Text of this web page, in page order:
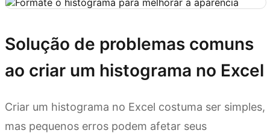
Solução de problemas comuns
ao criar um histograma no Excel
Criar um histograma no Excel costuma ser simples,
mas pequenos erros podem afetar seus